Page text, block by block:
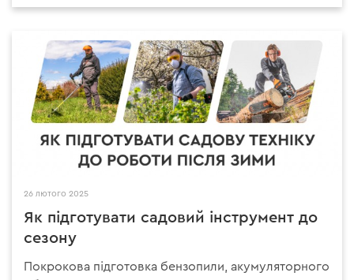
26 лютого 2025
Як підготувати садовий інструмент до
сезону
Покрокова підготовка бензопили, акумуляторного